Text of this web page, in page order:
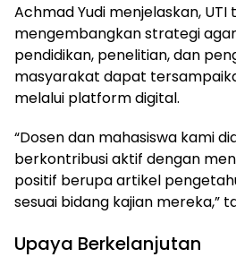
Achmad Yudi menjelaskan, UTI
mengembangkan strategi
pendidikan, penelitian, dan
masyarakat dapat
melalui platform digital.
“Dosen dan mahasiswa kami
berkontribusi aktif dengan
positif berupa artikel
sesuai bidang kajian mereka,”
Upaya Berkelanjutan